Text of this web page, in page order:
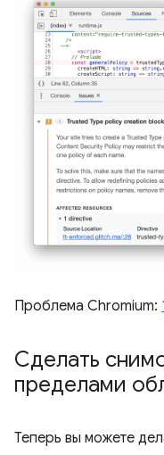
Проблема Chromium:
Сделать
пределами
Теперь вы можете